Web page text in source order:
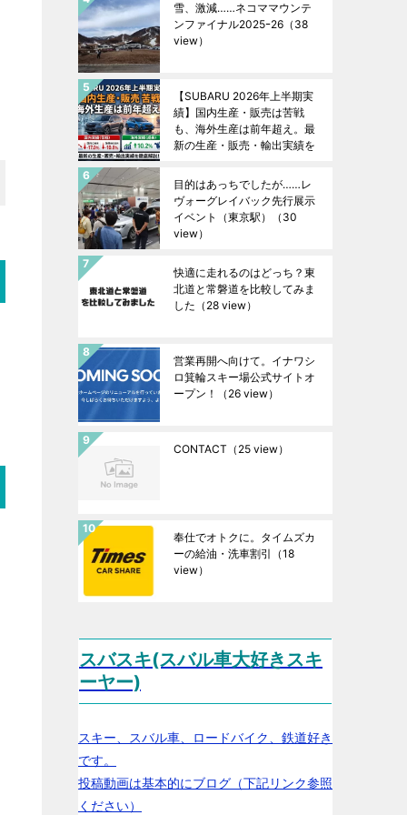
雪、激減……ネコママウンテ
ンファイナル2025ｰ26 （38
view）
【SUBARU 2026年上半期実
績】国内生産・販売は苦戦
も、海外生産は前年超え。最
新の生産・販売・輸出実績を
目的はあっちでしたが……レ
ヴォーグレイバック先行展示
イベント（東京駅）
（30
view）
快適に走れるのはどっち？東
北道と常磐道を比較してみま
した （28 view）
営業再開へ向けて。イナワシ
ロ箕輪スキー場公式サイトオ
ープン！
（26 view）
CONTACT （25 view）
奉仕でオトクに。タイムズカ
ーの給油・洗車割引 （18
view）
スバスキ(スバル車大好きスキ
ーヤー)
スキー、スバル車、ロードバイク、鉄道好き
です。
投稿動画は基本的にブログ（下記リンク参照
ください）